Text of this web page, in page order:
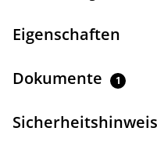
Eigenschaften
Dokumente 1